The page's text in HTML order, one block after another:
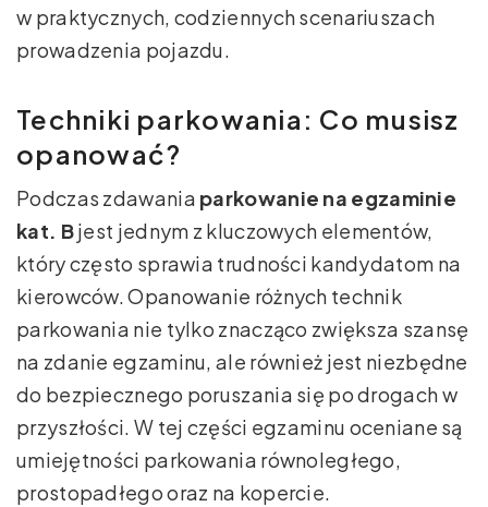
w praktycznych, codziennych scenariuszach
prowadzenia pojazdu.
Techniki parkowania: Co musisz
opanować?
Podczas zdawania parkowanie na egzaminie
kat. Bjest jednym z kluczowych elementów,
który często sprawia trudności kandydatom na
kierowców. Opanowanie różnych technik
parkowania nie tylko znacząco zwiększa szansę
na zdanie egzaminu, ale również jest niezbędne
do bezpiecznego poruszania się po drogach w
przyszłości. W tej części egzaminu oceniane są
umiejętności parkowania równoległego,
prostopadłego oraz na kopercie.